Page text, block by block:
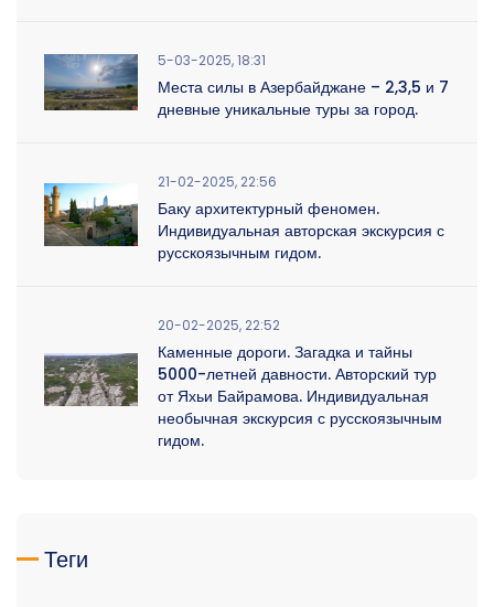
5-03-2025, 18:31
Места силы в Азербайджане – 2,3,5 и 7
дневные уникальные туры за город.
21-02-2025, 22:56
Баку архитектурный феномен.
Индивидуальная авторская экскурсия с
русскоязычным гидом.
20-02-2025, 22:52
Каменные дороги. Загадка и тайны
5000-летней давности. Авторский тур
от Яхьи Байрамова. Индивидуальная
необычная экскурсия с русскоязычным
гидом.
Теги